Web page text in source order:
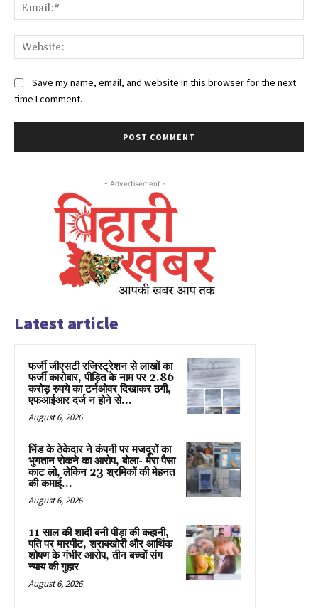
Save my name, email, and website in this browser for the next
time I comment.
- Advertisement -
Latest article
फर्जी जीएसटी रजिस्ट्रेशन से लाखों का
फर्जी कारोबार, पीड़ित के नाम पर 2.86
करोड़ रुपये का टर्नओवर दिखाकर ठगी,
एफआईआर दर्ज न होने से...
August 6, 2026
भिंड के ठेकेदार ने कंपनी पर मजदूरों का
भुगतान रोकने का आरोप, बोला- मेरा पैसा
काट लो, लेकिन 23 श्रमिकों की मेहनत
की कमाई...
August 6, 2026
11 साल की शादी बनी पीड़ा की कहानी,
पति पर मारपीट, शराबखोरी और आर्थिक
शोषण के गंभीर आरोप, तीन बच्चों संग
न्याय की गुहार
August 6, 2026